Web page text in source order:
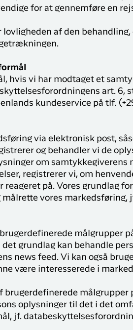
for at gennemføre en
af den behandling,
hvis vi har modtaget et
art. 6,
kundeservice på tlf.
via elektronisk post,
og behandler vi de
om samtykkegiverens
registrerer vi, om
på. Vores grundlag
vores markedsføring,
målgrupper
grundlag kan behandle
news feed. Vi kan også
være interesserede i
brugerdefinerede målgrupper
oplysninger til det i det
jf.